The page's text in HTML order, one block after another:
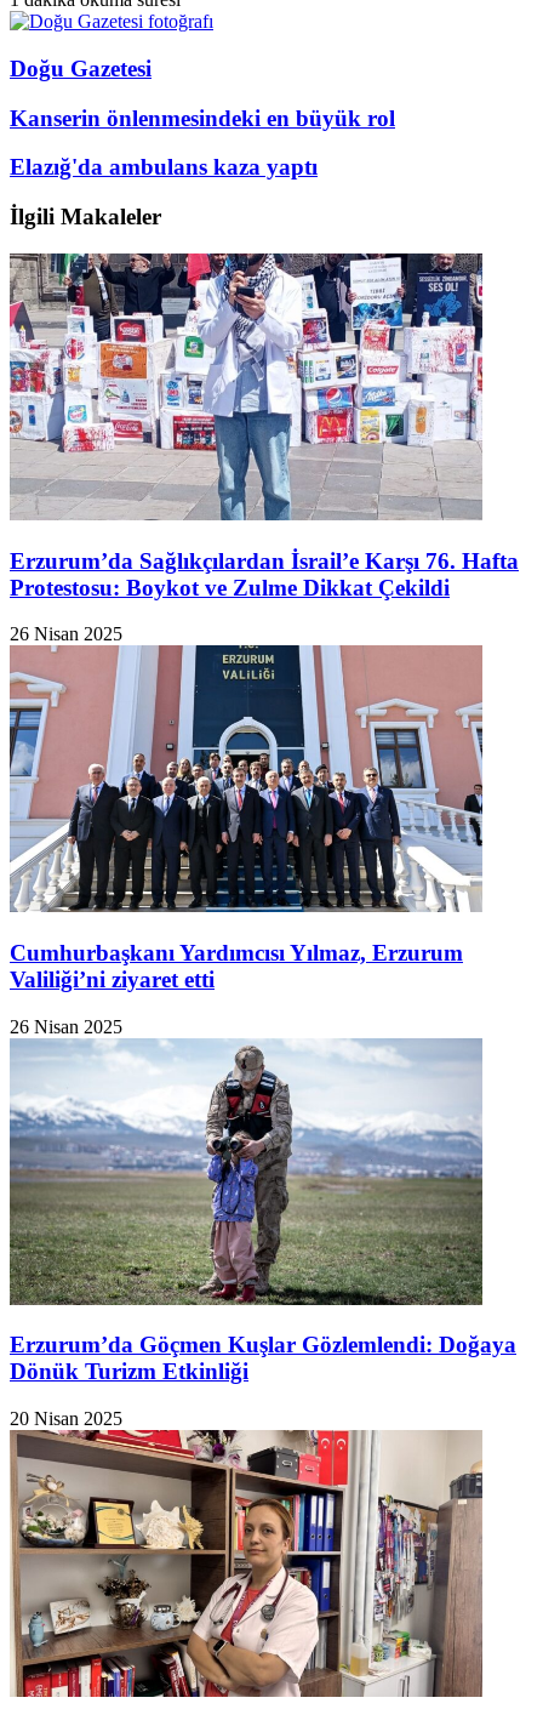
Doğu Gazetesi
Kanserin önlenmesindeki en büyük rol
Elazığ'da ambulans kaza yaptı
İlgili Makaleler
Erzurum’da Sağlıkçılardan İsrail’e Karşı 76. Hafta
Protestosu: Boykot ve Zulme Dikkat Çekildi
26 Nisan 2025
Cumhurbaşkanı Yardımcısı Yılmaz, Erzurum
Valiliği’ni ziyaret etti
26 Nisan 2025
Erzurum’da Göçmen Kuşlar Gözlemlendi: Doğaya
Dönük Turizm Etkinliği
20 Nisan 2025